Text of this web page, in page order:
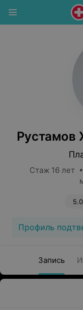
Рустамов
Стаж 16 лет
5.0
Профиль
Запись